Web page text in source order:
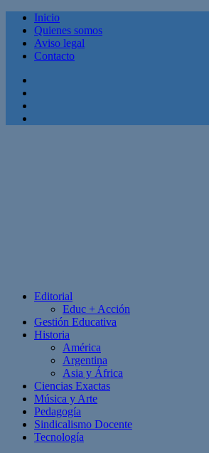
Inicio
Quienes somos
Aviso legal
Contacto
Editorial
Educ + Acción
Gestión Educativa
Historia
América
Argentina
Asia y África
Ciencias Exactas
Música y Arte
Pedagogía
Sindicalismo Docente
Tecnología